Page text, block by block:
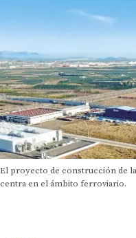
El proyecto de construcción de
centra en el ámbito ferroviario.